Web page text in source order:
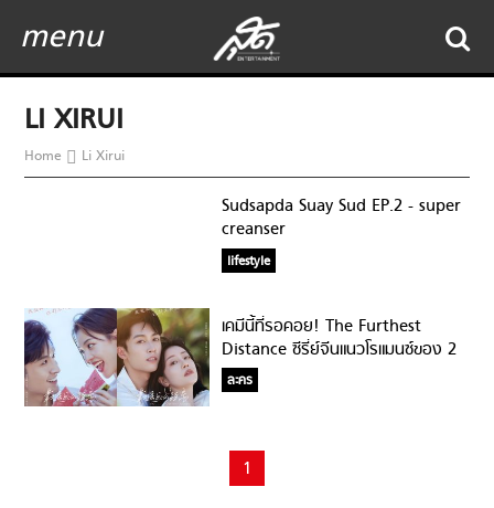
menu
LI XIRUI
Home Li Xirui
Sudsapda Suay Sud EP.2 - super
creanser
lifestyle
เคมีนี้ที่รอคอย! The Furthest
Distance​ ซีรี่ย์จีนแนวโรแมนซ์ของ 2
คู่จิ้นชวนฟิน!
ละคร
1